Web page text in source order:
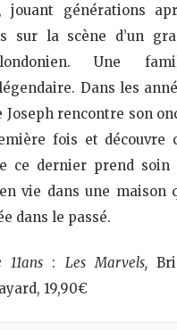
jouant générations
sur la scène d’un
Une
Dans les
Joseph rencontre son
fois et découvre
ce dernier prend soin
vie dans une maison
dans le passé.
: Les Marvels,
19,90€